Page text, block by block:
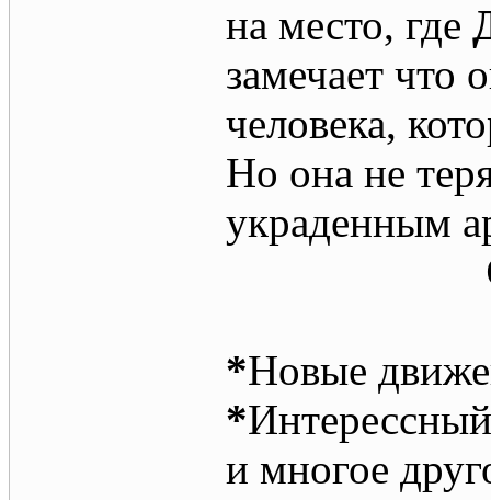
на место, где
замечает что
человека,
Но она не
украденным
*Новые
*
и многое